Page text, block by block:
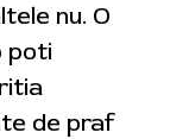
nu. O
poti
de praf